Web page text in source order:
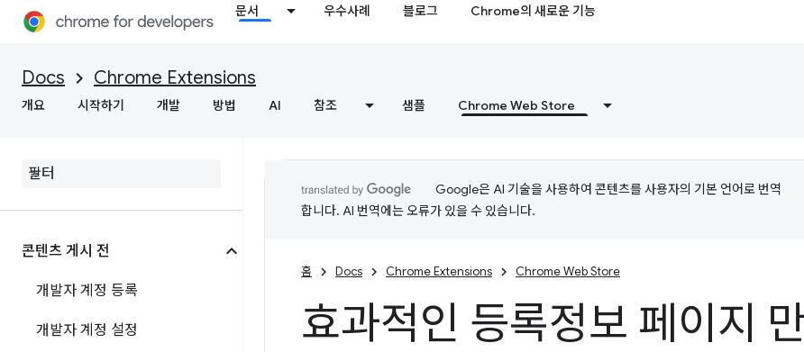
문서 우수사례 블로그 Chrome의 새로운 기능
Docs Chrome Extensions
개요 시작하기 개발 방법 AI 참조 샘플 Chrome Web Store
콘텐츠 게시 전
개발자 계정 등록
개발자 계정 설정
Google은 AI 기술을 사용하여 콘텐츠를 사용자의 기본 언어로 번역
합니다. AI 번역에는 오류가 있을 수 있습니다.
홈 Docs Chrome Extensions Chrome Web Store
효과적인 등록정보 페이지